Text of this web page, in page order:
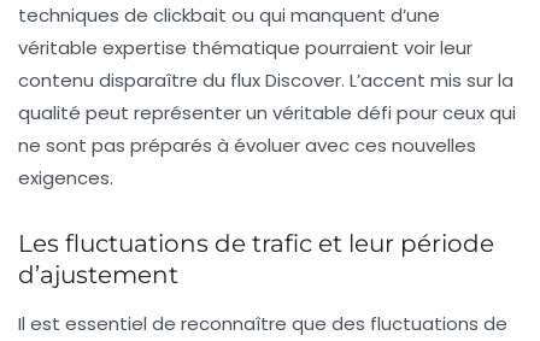
techniques de clickbait ou qui manquent d’une
véritable expertise thématique pourraient voir leur
contenu disparaître du flux Discover. L’accent mis sur la
qualité peut représenter un véritable défi pour ceux qui
ne sont pas préparés à évoluer avec ces nouvelles
exigences.
Les fluctuations de trafic et leur période
d’ajustement
Il est essentiel de reconnaître que des fluctuations de